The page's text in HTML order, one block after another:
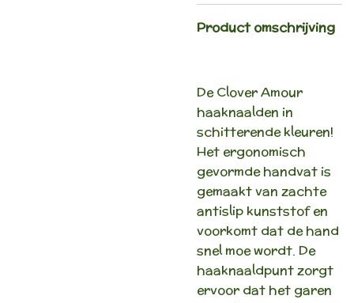
Product omschrijving
De Clover Amour
haaknaalden in
schitterende kleuren!
Het ergonomisch
gevormde handvat is
gemaakt van zachte
antislip kunststof en
voorkomt dat de hand
snel moe wordt. De
haaknaaldpunt zorgt
ervoor dat het garen